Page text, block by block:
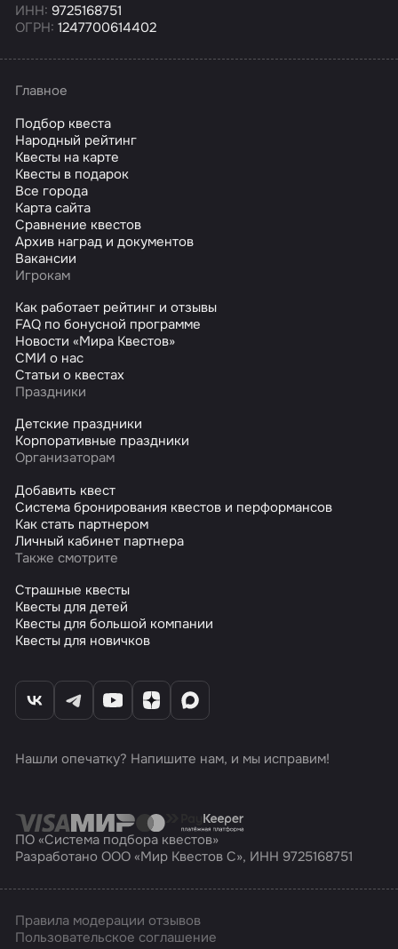
ИНН: 9725168751
ОГРН: 1247700614402
Главное
Подбор квеста
Народный рейтинг
Квесты на карте
Квесты в подарок
Все города
Карта сайта
Сравнение квестов
Архив наград и документов
Вакансии
Игрокам
Как работает рейтинг и отзывы
FAQ по бонусной программе
Новости «Мира Квестов»
СМИ о нас
Статьи о квестах
Праздники
Детские праздники
Корпоративные праздники
Организаторам
Добавить квест
Система бронирования квестов и перформансов
Как стать партнером
Личный кабинет партнера
Также смотрите
Страшные квесты
Квесты для детей
Квесты для большой компании
Квесты для новичков
Нашли опечатку? Напишите нам, и мы исправим!
ПО «Система подбора квестов»
Разработано ООО «Мир Квестов С», ИНН 9725168751
Правила модерации отзывов
Пользовательское соглашение